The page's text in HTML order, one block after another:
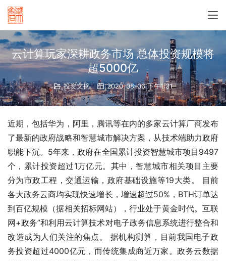
云计算玩家深耕政务市场 总体投资规模将
超5000亿
投资文摘 2020-08-06 下午1:31
近期，包括华为，阿里，腾讯等在内的多家云计算厂商发布
了最新的政府战略和智慧城市解决方案，从技术端助力政府
职能下沉。5年来，政府在全国累计投资智慧城市项目9497
个，累计投资超过1万亿元。其中，智慧城市相关项目主要
分为市政工程，交通运输，政府基础设施等19大类。 目前
各大政务云商均实现快速增长，增速超过50%，BTH订单达
到百亿规模（据相关招标网站），行业处于黄金时代。互联
网+政务”和利用云计算技术对电子政务信息系统进行整合和
改造成为人们关注的焦点。 据机构测算，目前我国电子政
务投资超过4000亿元，而传统集成商近万家。政务云数据